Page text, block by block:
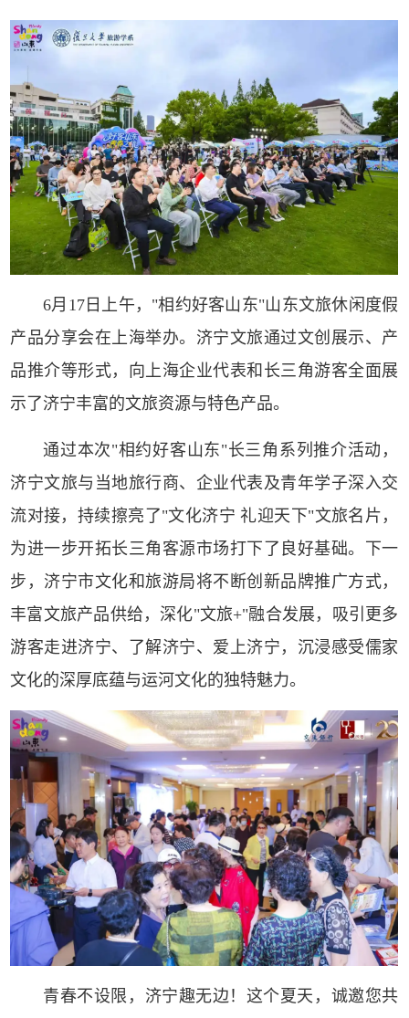
6月17日上午，"相约好客山东"山东文旅休闲度假
产品分享会在上海举办。济宁文旅通过文创展示、产
品推介等形式，向上海企业代表和长三角游客全面展
示了济宁丰富的文旅资源与特色产品。
通过本次"相约好客山东"长三角系列推介活动，
济宁文旅与当地旅行商、企业代表及青年学子深入交
流对接，持续擦亮了"文化济宁 礼迎天下"文旅名片，
为进一步开拓长三角客源市场打下了良好基础。下一
步，济宁市文化和旅游局将不断创新品牌推广方式，
丰富文旅产品供给，深化"文旅+"融合发展，吸引更多
游客走进济宁、了解济宁、爱上济宁，沉浸感受儒家
文化的深厚底蕴与运河文化的独特魅力。
青春不设限，济宁趣无边！这个夏天，诚邀您共